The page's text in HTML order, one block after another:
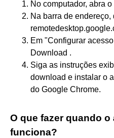
No computador, abra
Na barra de endereço,
Em "Configurar
Download .
Siga as instruções
download e instalar o
do Google Chrome.
O que fazer quando
funciona?